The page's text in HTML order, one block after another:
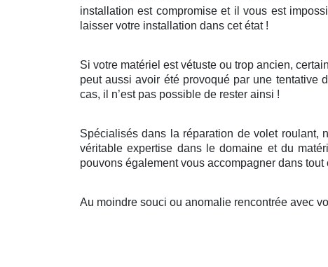
installation est compromise et il vous est
laisser votre installation dans cet état !
Si votre matériel est vétuste ou trop ancien,
peut aussi avoir été provoqué par une tentative
cas, il n’est pas possible de rester ainsi !
Spécialisés dans la réparation de volet roulant,
véritable expertise dans le domaine et du
pouvons également vous accompagner dans
Au moindre souci ou anomalie rencontrée avec